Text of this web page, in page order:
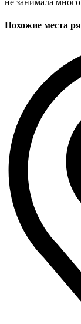
Похожие места